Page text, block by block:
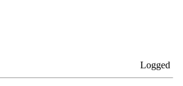
Logged